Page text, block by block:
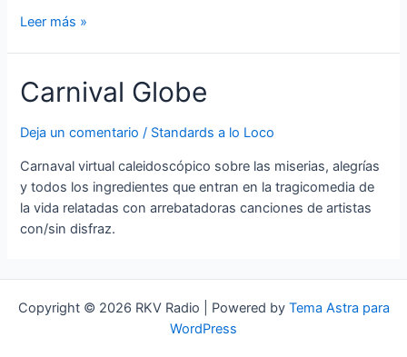
Marco
Leer más »
Carnival Globe
Deja un comentario / Standards a lo Loco
Carnaval virtual caleidoscópico sobre las miserias, alegrías
y todos los ingredientes que entran en la tragicomedia de
la vida relatadas con arrebatadoras canciones de artistas
con/sin disfraz.
Copyright © 2026 RKV Radio | Powered by Tema Astra para
WordPress